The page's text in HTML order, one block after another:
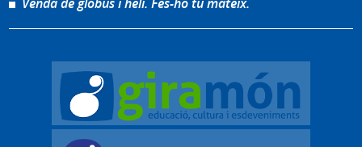
Venda de globus i heli. Fes-ho tu mateix.